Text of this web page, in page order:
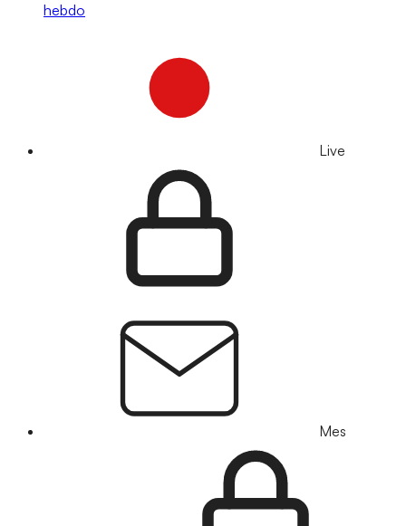
hebdo
Live
Mes